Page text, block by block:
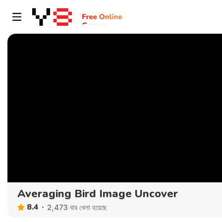
Averaging Bird Image Uncover
8.4 2,473 বার খেলা হয়েছে